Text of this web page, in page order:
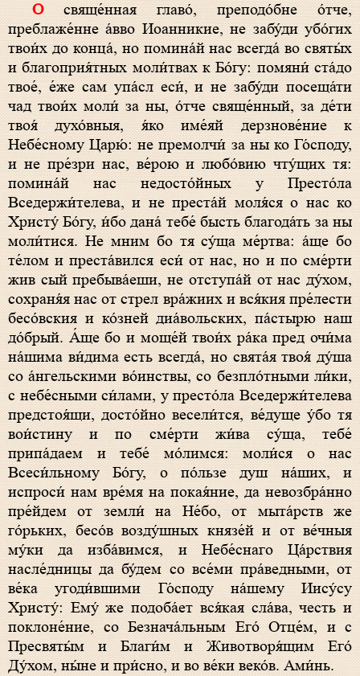
О свяще́нная главо́, преподо́бне о́тче,
преблаже́нне а́вво Иоанникие, не забу́ди убо́гих
твои́х до конца́, но помина́й нас всегда́ во святы́х
и благоприя́тных моли́твах к Бо́гу: помяни́ ста́до
твое́, е́же сам упа́сл еси́, и не забу́ди посеща́ти
чад твои́х моли́ за ны, о́тче свяще́нный, за де́ти
твоя́ духо́вныя, я́ко име́яй дерзнове́ние к
Небе́сному Царю́: не премолчи́ за ны ко Го́споду,
и не пре́зри нас, ве́рою и любо́вию чту́щих тя:
помина́й нас недосто́йных у Престо́ла
Вседержи́телева, и не преста́й моля́ся о нас ко
Христу́ Бо́гу, и́бо дана́ тебе́ бысть благода́ть за ны
моли́тися. Не мним бо тя су́ща ме́ртва: а́ще бо
те́лом и преста́вился еси́ от нас, но и по сме́рти
жив сый пребыва́еши, не отступа́й от нас ду́хом,
сохраня́я нас от стрел вра́жиих и вся́кия пре́лести
бесо́вския и ко́зней диа́вольских, па́стырю наш
до́брый. А́ще бо и моще́й твои́х ра́ка пред очи́ма
на́шима ви́дима есть всегда́, но свята́я твоя́ ду́ша
со а́нгельскими во́инствы, со безпло́тными ли́ки,
с небе́сными си́лами, у престо́ла Вседержи́телева
предстоя́щи, досто́йно весели́тся, ве́дуще у́бо тя
вои́стину и по сме́рти жи́ва су́ща, тебе́
припа́даем и тебе́ мо́лимся: моли́ся о нас
Всеси́льному Бо́гу, о по́льзе душ на́ших, и
испроси́ нам вре́мя на покая́ние, да невозбра́нно
пре́йдем от земли́ на Не́бо, от мыта́рств же
го́рьких, бесо́в возду́шных князе́й и от ве́чныя
му́ки да изба́вимся, и Небе́снаго Ца́рствия
насле́дницы да бу́дем со все́ми пра́ведными, от
ве́ка угоди́вшими Го́споду на́шему Иису́су
Христу́: Ему́ же подоба́ет вся́кая сла́ва, честь и
поклоне́ние, со Безнача́льным Его́ Отце́м, и с
Пресвяты́м и Благи́м и Животворя́щим Его́
Ду́хом, ны́не и при́сно, и во ве́ки веко́в. Ами́нь.